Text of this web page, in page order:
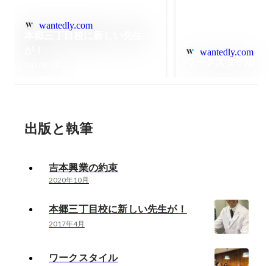
wantedly.com
wantedly.com
出版と執筆
吉本興業の約束
2020年10月
本郷三丁目校に新しい先生が！
2017年4月
ワークスタイル